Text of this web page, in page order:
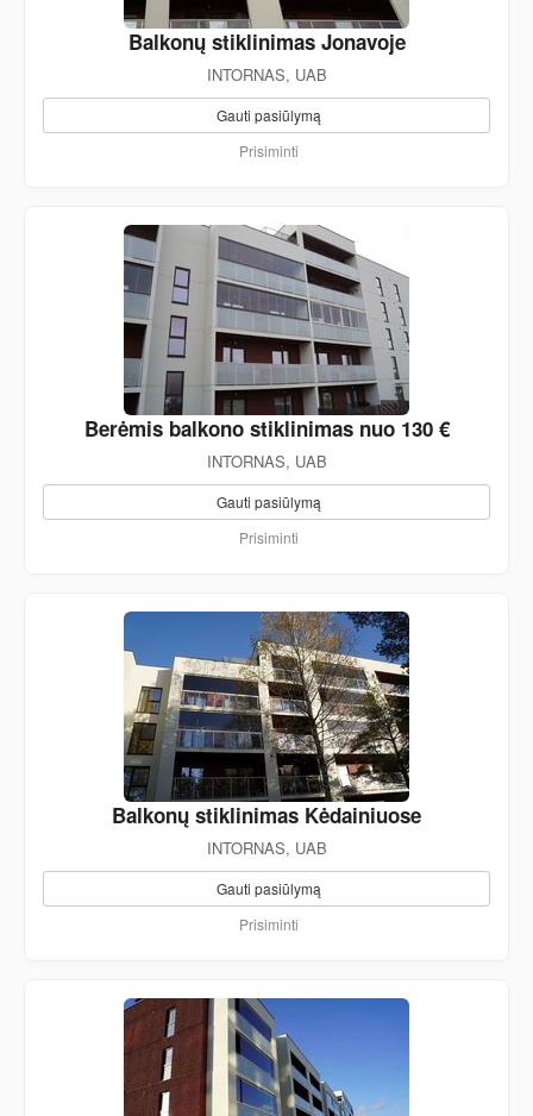
Balkonų stiklinimas Jonavoje
INTORNAS, UAB
Gauti pasiūlymą
Prisiminti
Berėmis balkono stiklinimas nuo 130 €
INTORNAS, UAB
Gauti pasiūlymą
Prisiminti
Balkonų stiklinimas Kėdainiuose
INTORNAS, UAB
Gauti pasiūlymą
Prisiminti